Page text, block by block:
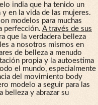
india que ha tenido un
en la vida de las mujeres.
modelos para muchas
perfección. A través de sus
que la verdadera belleza
a nosotros mismos en
de belleza a menudo
propia y la autoestima
el mundo, especialmente
del movimiento body
modelo a seguir para las
belleza y abrazar su